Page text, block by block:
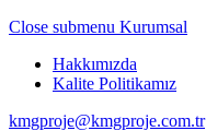
Close submenu Kurumsal
Hakkımızda
Kalite Politikamız
kmgproje@kmgproje.com.tr